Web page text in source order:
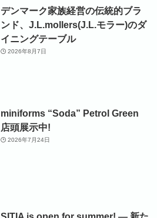
デンマーク家族経営の伝統的ブラ
ンド、J.L.mollers(J.L.モラー)のダ
イニングテーブル
2026年8月7日
miniforms “Soda” Petrol Green
店頭展示中!
2026年7月24日